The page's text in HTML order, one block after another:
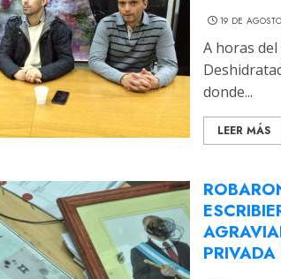
19 DE
A horas
donde...
LEER MÁS